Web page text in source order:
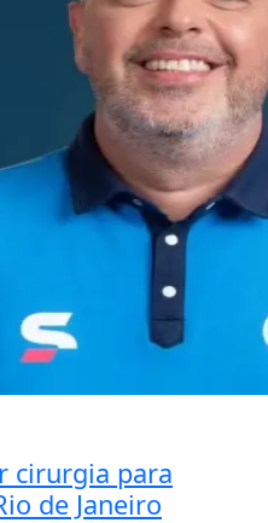
cirurgia para
de Janeiro